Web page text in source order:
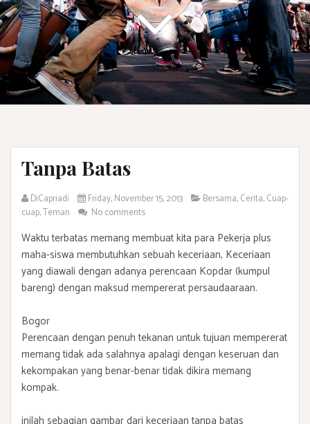
Tanpa Batas
DiCapriadi Friday, November 15, 2013 Bersama,Cerita,Cuap-
cuap,Teman No comments
Waktu terbatas memang membuat kita para Pekerja plus
maha-siswa membutuhkan sebuah keceriaan, Keceriaan
yang diawali dengan adanya perencaan Kopdar (kumpul
bareng) dengan maksud mempererat persaudaaraan.
Bogor
Perencaan dengan penuh tekanan untuk tujuan mempererat
memang tidak ada salahnya apalagi dengan keseruan dan
kekompakan yang benar-benar tidak dikira memang
kompak.